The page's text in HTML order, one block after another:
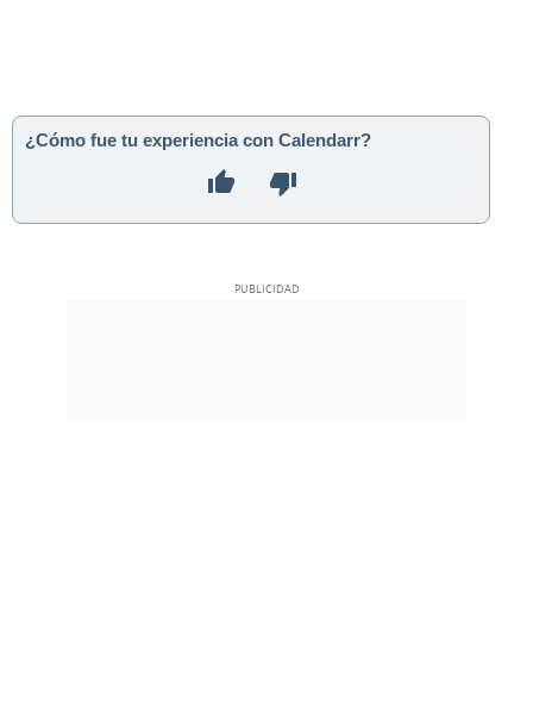
¿Cómo fue tu experiencia con Calendarr?